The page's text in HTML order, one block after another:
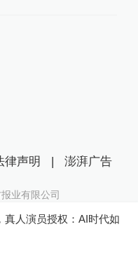
真人演员授权：AI时代如
律声明 | 澎湃广告
业有限公司
ICP备14003370号
：31120170006
号